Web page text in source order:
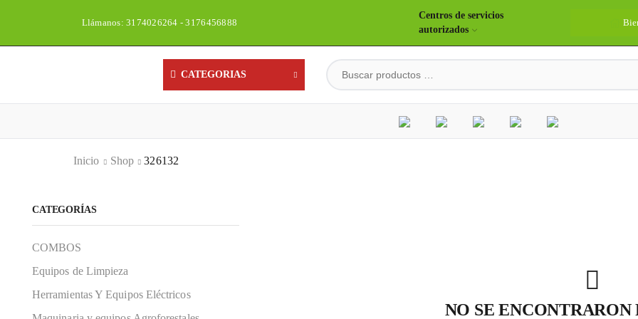
Llámanos: 3174026264 - 3176456888
Centros de servicios
autorizados
CATEGORIAS
Inicio Shop 326132
NO SE ENCONTRARON
CATEGORÍAS
COMBOS
Equipos de Limpieza
Herramientas Y Equipos Eléctricos